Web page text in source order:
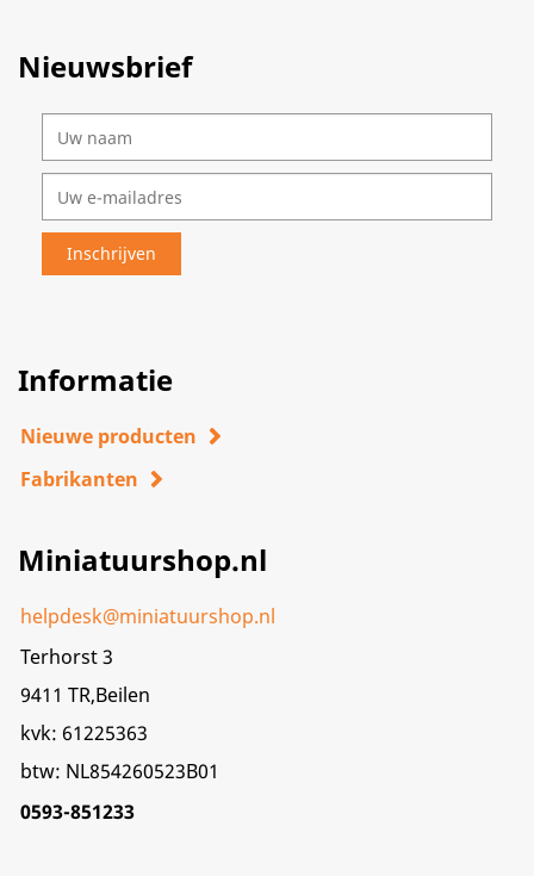
Nieuwsbrief
Informatie
Nieuwe producten
Fabrikanten
Miniatuurshop.nl
helpdesk@miniatuurshop.nl
Terhorst 3
9411 TR,Beilen
kvk: 61225363
btw: NL854260523B01
0593-851233